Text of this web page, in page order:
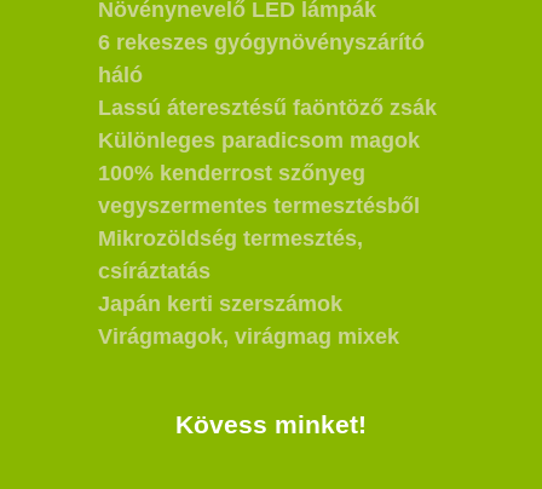
Növénynevelő LED lámpák
6 rekeszes gyógynövényszárító
háló
Lassú áteresztésű faöntöző zsák
Különleges paradicsom magok
100% kenderrost szőnyeg
vegyszermentes termesztésből
Mikrozöldség termesztés,
csíráztatás
Japán kerti szerszámok
Virágmagok, virágmag mixek
Kövess minket!